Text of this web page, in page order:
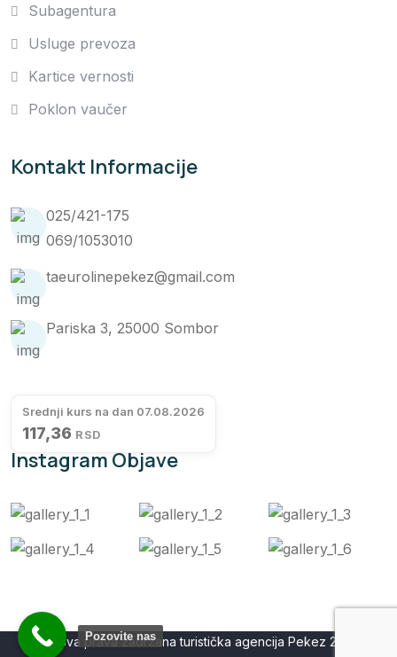
Subagentura
Usluge prevoza
Kartice vernosti
Poklon vaučer
Kontakt Informacije
025/421-175
069/1053010
taeurolinepekez@gmail.com
Pariska 3, 25000 Sombor
Srednji kurs na dan 07.08.2026
117,36 RSD
Instagram Objave
Sva prava zadržana turistička agencija Pekez 2026©
Pozovite nas